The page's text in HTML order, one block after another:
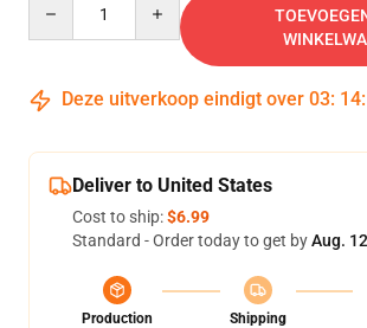
Deze uitverkoop eindigt over 03: 14:
Deliver to United States
Cost to ship:$6.99
Standard - Order today to get byAug.
Production
Shipping